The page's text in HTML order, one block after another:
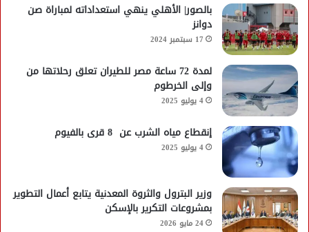
بالصور| الأهلي ينهي استعداداته لمباراة صن
دوانز
17 سبتمبر 2024
لمدة 72 ساعة مصر للطيران تعلق رحلاتها من
وإلى الخرطوم
4 يوليو 2025
إنقطاع مياه الشرب عن 8 قرى بالفيوم
4 يوليو 2025
وزير البترول والثروة المعدنية يتابع أعمال التطوير
بمشروعات التكرير بالإسكن
24 مايو 2026